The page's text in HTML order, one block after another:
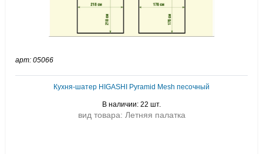
арт: 05066
Кухня-шатер HIGASHI Pyramid Mesh песочный
В наличии: 22 шт.
вид товара: Летняя палатка